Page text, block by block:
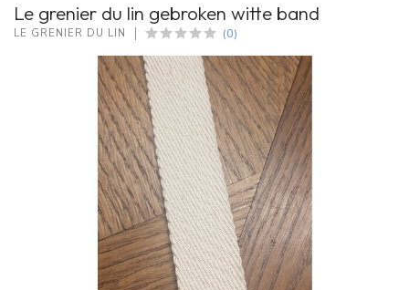
Le grenier du lin gebroken witte band
LE GRENIER DU LIN (0)